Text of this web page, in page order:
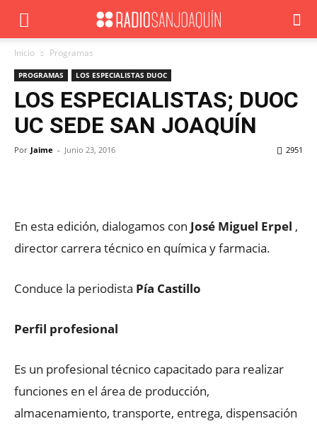
Inicio Programas
PROGRAMAS LOS ESPECIALISTAS DUOC
LOS ESPECIALISTAS; DUOC
UC SEDE SAN JOAQUÍN
Por Jaime - Junio 23, 2016 2951
En esta edición, dialogamos con José Miguel Erpel ,
director carrera técnico en química y farmacia.
Conduce la periodista Pía Castillo
Perfil profesional
Es un profesional técnico capacitado para realizar
funciones en el área de producción,
almacenamiento, transporte, entrega, dispensación